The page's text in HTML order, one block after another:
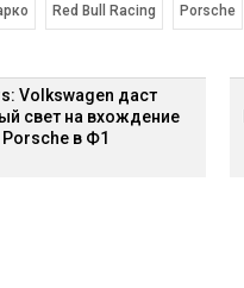
Red Bull Racing Porsche
Volkswagen даст
свет на вхождение
в Ф1